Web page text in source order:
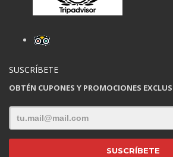
SUSCRÍBETE
OBTÉN CUPONES Y PROMOCIONES